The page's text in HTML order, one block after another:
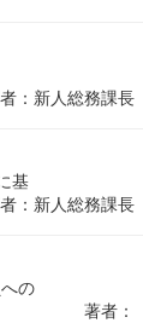
：新人総務課長
基
：新人総務課長
の
著者：